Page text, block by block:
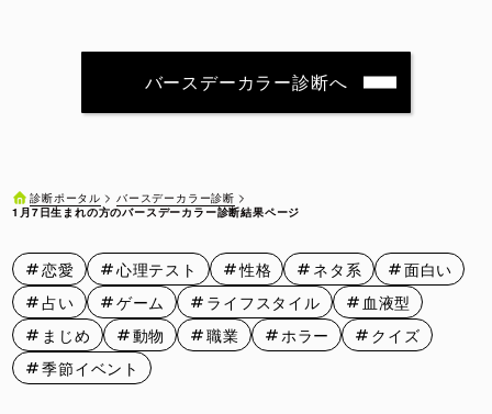
1月7日 1月8日 1月9日
1月26日 1月27日 1月28日 1月29日 1月30日
1月31日
バースデーカラー診断へ
診断ポータル
バースデーカラー診断
1月7日生まれの方のバースデーカラー診断結果ページ
恋愛 心理テスト 性格 ネタ系
面白い
占い
ゲーム ライフスタイル
血液型
まじめ
動物 職業 ホラー
クイズ
季節イベント